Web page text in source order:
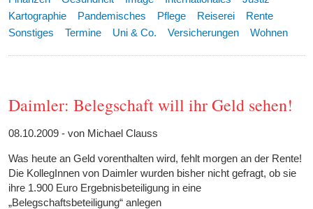
Kartographie
Pandemisches Pflege Reiserei
Rente
Sonstiges
Termine Uni & Co. Versicherungen Wohnen
Daimler: Belegschaft will ihr Geld sehen!
08.10.2009 - von Michael Clauss
Was heute an Geld vorenthalten wird, fehlt morgen an der Rente!
Die KollegInnen von Daimler wurden bisher nicht gefragt, ob sie
ihre 1.900 Euro Ergebnisbeteiligung in eine
„Belegschaftsbeteiligung“ anlegen